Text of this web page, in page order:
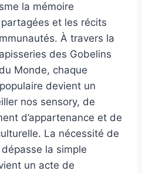
la mémoire
et les récits
À travers la
des Gobelins
Monde, chaque
devient un
nos sensory, de
d’appartenance et de
La nécessité de
la simple
un acte de